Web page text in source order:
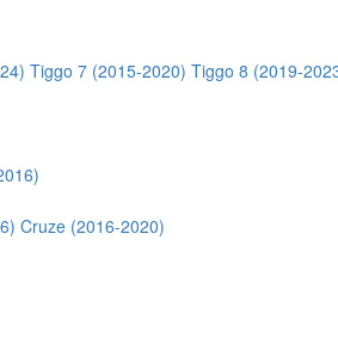
Tiggo 7 (2015-2020) Tiggo 8 (2019-
Cruze (2016-2020)